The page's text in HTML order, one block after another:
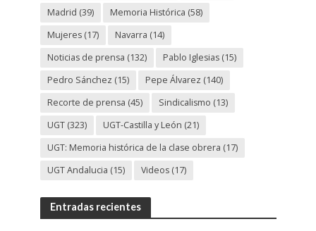
Madrid (39) Memoria Histórica (58)
Mujeres(17) Navarra (14)
Noticias de prensa (132) Pablo Iglesias(15)
Pedro Sánchez (15) Pepe Álvarez (140)
Recorte de prensa (45) Sindicalismo (13)
UGT(323) UGT-Castilla y León (21)
UGT: Memoria histórica de la clase obrera (17)
UGT Andalucia (15) Videos(17)
Entradas recientes